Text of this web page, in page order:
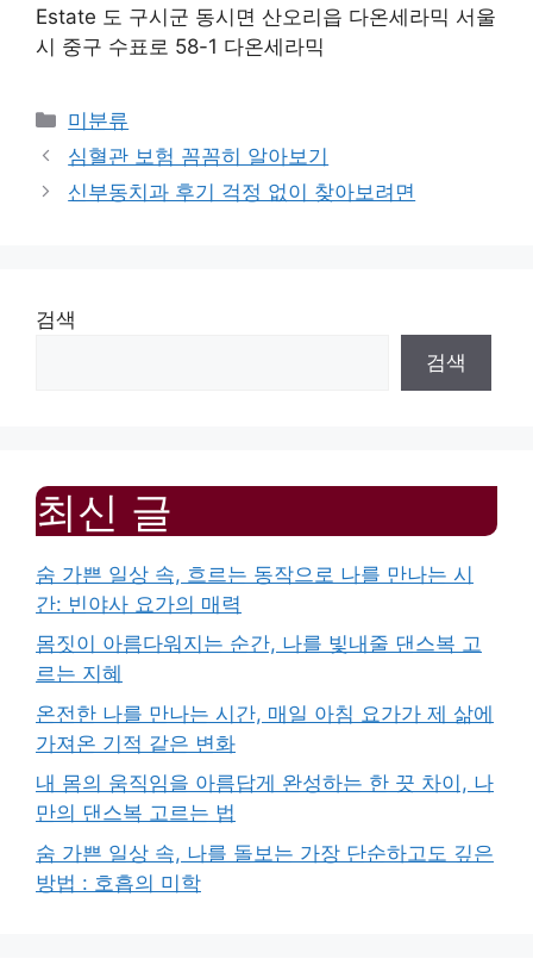
Estate 도 구시군 동시면 산오리읍 다온세라믹 서울
시 중구 수표로 58-1 다온세라믹
Categories
미분류
심혈관 보험 꼼꼼히 알아보기
신부동치과 후기 걱정 없이 찾아보려면
검색
검색
최신 글
숨 가쁜 일상 속, 흐르는 동작으로 나를 만나는 시
간: 빈야사 요가의 매력
몸짓이 아름다워지는 순간, 나를 빛내줄 댄스복 고
르는 지혜
온전한 나를 만나는 시간, 매일 아침 요가가 제 삶에
가져온 기적 같은 변화
내 몸의 움직임을 아름답게 완성하는 한 끗 차이, 나
만의 댄스복 고르는 법
숨 가쁜 일상 속, 나를 돌보는 가장 단순하고도 깊은
방법 : 호흡의 미학